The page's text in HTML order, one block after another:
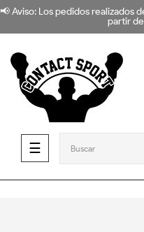
📢 Aviso: Los pedidos realizados
partir
Navegación de
☰